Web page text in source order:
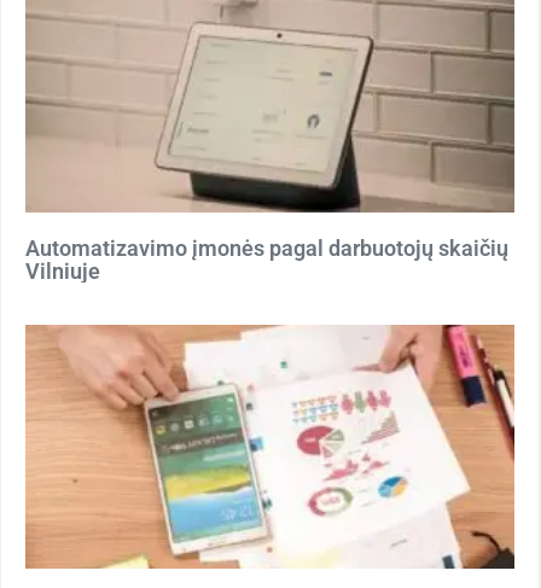
Automatizavimo įmonės pagal darbuotojų skaičių
Vilniuje